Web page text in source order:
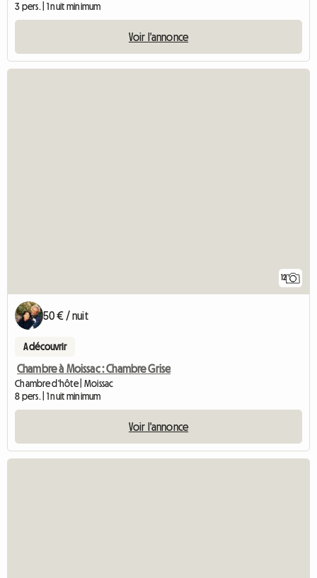
3 pers. | 1 nuit minimum
Voir l'annonce
12
50 € / nuit
A découvrir
Chambre à Moissac : Chambre Grise
Chambre d'hôte | Moissac
8 pers. | 1 nuit minimum
Voir l'annonce